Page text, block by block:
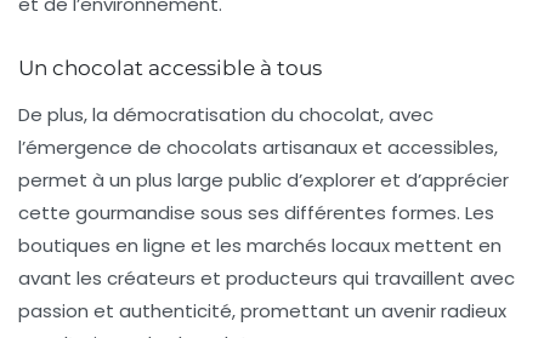
Un chocolat accessible à tous
De plus, la démocratisation du chocolat, avec
l’émergence de chocolats artisanaux et accessibles,
permet à un plus large public d’explorer et d’apprécier
cette gourmandise sous ses différentes formes. Les
boutiques en ligne et les marchés locaux mettent en
avant les créateurs et producteurs qui travaillent avec
passion et authenticité, promettant un avenir radieux